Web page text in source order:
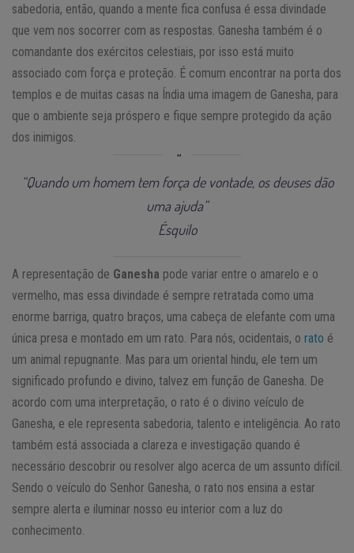
sabedoria, então, quando a mente fica confusa é essa divindade
que vem nos socorrer com as respostas. Ganesha também é o
comandante dos exércitos celestiais, por isso está muito
associado com força e proteção. É comum encontrar na porta dos
templos e de muitas casas na Índia uma imagem de Ganesha, para
que o ambiente seja próspero e fique sempre protegido da ação
dos inimigos.
“Quando um homem tem força de vontade, os deuses dão
uma ajuda”
Ésquilo
A representação de Ganesha pode variar entre o amarelo e o
vermelho, mas essa divindade é sempre retratada como uma
enorme barriga, quatro braços, uma cabeça de elefante com uma
única presa e montado em um rato. Para nós, ocidentais, o rato é
um animal repugnante. Mas para um oriental hindu, ele tem um
significado profundo e divino, talvez em função de Ganesha. De
acordo com uma interpretação, o rato é o divino veículo de
Ganesha, e ele representa sabedoria, talento e inteligência. Ao rato
também está associada a clareza e investigação quando é
necessário descobrir ou resolver algo acerca de um assunto difícil.
Sendo o veículo do Senhor Ganesha, o rato nos ensina a estar
sempre alerta e iluminar nosso eu interior com a luz do
conhecimento.